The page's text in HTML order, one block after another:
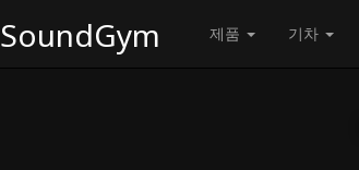
SoundGym 제품 기차